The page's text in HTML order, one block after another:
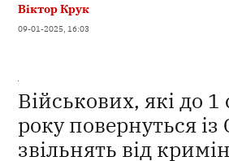
Віктор Крук
09-01-2025, 16:03
Військових, які до 1
року повернуться із
звільнять від